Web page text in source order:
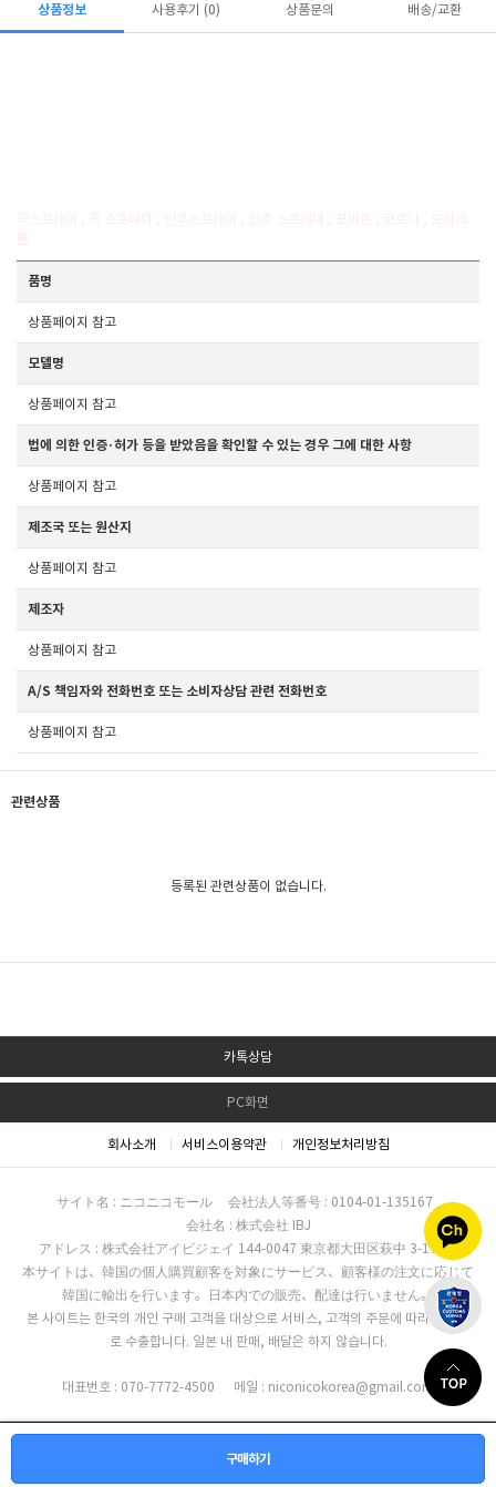
구매하기
상품정보 사용후기 (0) 상품문의 배송/교환
품명
상품페이지 참고
모델명
상품페이지 참고
법에 의한 인증·허가 등을 받았음을 확인할 수 있는 경우 그에 대한 사항
상품페이지 참고
제조국 또는 원산지
상품페이지 참고
제조자
상품페이지 참고
A/S 책임자와 전화번호 또는 소비자상담 관련 전화번호
상품페이지 참고
관련상품
등록된 관련상품이 없습니다.
카톡상담
PC화면
회사소개 서비스이용약관 개인정보처리방침
サイト名 : ニコニコモール
会社法人等番号 : 0104-01-135167
会社名 : 株式会社 IBJ
アドレス : 株式会社アイビジェイ 144-0047 東京都大田区萩中 3-17-16
本サイトは、韓国の個人購買顧客を対象にサービス、顧客様の注文に応じて
韓国に輸出を行います。日本内での販売、配達は行いません。
본 사이트는 한국의 개인 구매 고객을 대상으로 서비스, 고객의 주문에 따라 한국으
로 수출합니다. 일본 내 판매, 배달은 하지 않습니다.
대표번호 : 070-7772-4500 메일 : niconicokorea@gmail.com
ⓒcopyright 일본직구쇼핑몰 사이트, 니코니코몰 All rights reserved.